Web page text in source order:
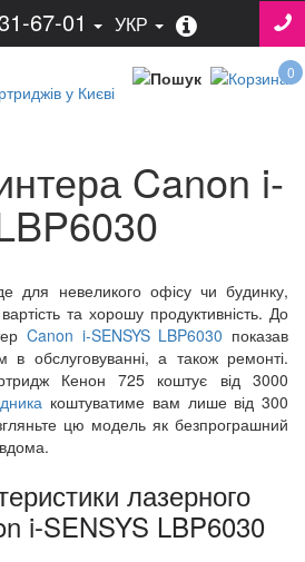
67-01 УКР
0
Canon i-
для невеликого офісу чи будинку,
та хорошу продуктивність. До
Canon i-SENSYS LBP6030 показав
обслуговуванні, а також ремонті.
Кенон 725 коштує від 3000
коштуватиме вам лише від 300
цю модель як безпрограшний
лазерного
i-SENSYS LBP6030